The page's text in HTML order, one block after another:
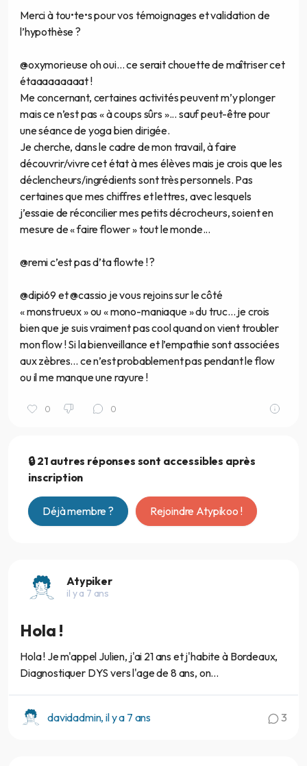
Merci à tou•te•s pour vos témoignages et validation de
l’hypothèse ?
@oxymorieuse oh oui... ce serait chouette de maîtriser cet
étaaaaaaaaat !
Me concernant, certaines activités peuvent m’y plonger
mais ce n’est pas « à coups sûrs »... sauf peut-être pour
une séance de yoga bien dirigée.
Je cherche, dans le cadre de mon travail, à faire
découvrir/vivre cet état à mes élèves mais je crois que les
déclencheurs/ingrédients sont très personnels. Pas
certaines que mes chiffres et lettres, avec lesquels
j’essaie de réconcilier mes petits décrocheurs, soient en
mesure de « faire flower » tout le monde...
@remi c’est pas d’ta flowte ! ?
@dipi69 et @cassio je vous rejoins sur le côté
« monstrueux » ou « mono-maniaque » du truc... je crois
bien que je suis vraiment pas cool quand on vient troubler
mon flow ! Si la bienveillance et l’empathie sont associées
aux zèbres... ce n’est probablement pas pendant le flow
ou il me manque une rayure !
0 0
🔒 21 autres réponses sont accessibles après
inscription
Déjà membre ? Rejoindre Atypikoo !
Atypiker
il y a 7 ans
Hola !
Hola ! Je m'appel Julien, j'ai 21 ans et j'habite à Bordeaux,
Diagnostiquer DYS vers l'age de 8 ans, on...
davidadmin, il y a 7 ans 3